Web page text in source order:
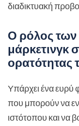
διαδικτυακή
Ο ρόλος των
μάρκετινγκ
ορατότητας
Υπάρχει ένα ευρύ
που μπορούν να
ιστότοπου και να